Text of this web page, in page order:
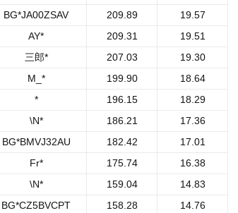
BG*JA00ZSAV 209.89
19.57
AY* 209.31
19.51
三郎* 207.03
19.30
M_* 199.90
18.64
* 196.15
18.29
\N* 186.21
17.36
BG*BMVJ32AU 182.42
17.01
Fr* 175.74
16.38
\N* 159.04
14.83
BG*CZ5BVCPT 158.28
14.76